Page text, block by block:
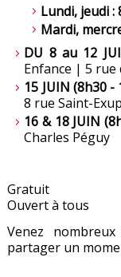
Lundi, jeudi :
Mardi,
DU 8 au 12
Enfance | 5 rue
15 JUIN (8h30 -
8 rue Saint-
16 & 18 JUIN
Charles Péguy
Gratuit
Ouvert à tous
Venez
partager un